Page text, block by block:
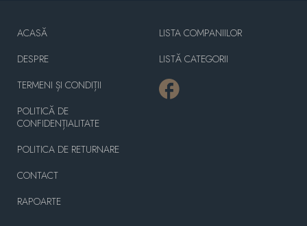
ACASĂ
DESPRE
TERMENI ȘI CONDIȚII
POLITICĂ DE
CONFIDENȚIALITATE
POLITICA DE RETURNARE
CONTACT
RAPOARTE
LISTA COMPANIILOR
LISTĂ CATEGORII